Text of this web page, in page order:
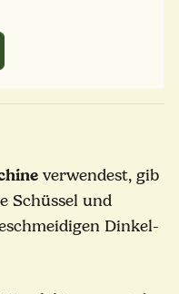
verwendest, gib
Schüssel und
Dinkel-